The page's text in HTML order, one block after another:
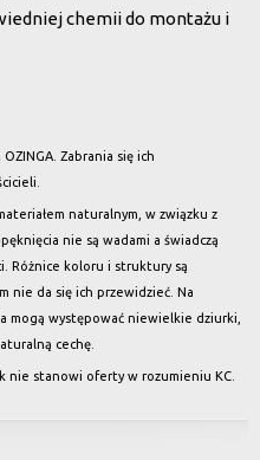
chemii do montażu i
Zabrania się ich
naturalnym, w związku z
nie są wadami a świadczą
Różnice koloru i struktury są
nie da się ich przewidzieć. Na
mogą występować niewielkie dziurki,
cechę.
nie stanowi oferty w rozumieniu KC.